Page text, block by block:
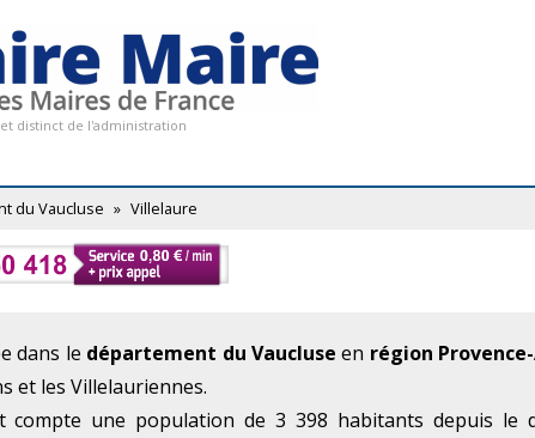
distinct de l'administration
du Vaucluse » Villelaure
dans le département du Vaucluse en région
et les Villelauriennes.
une population de 3 398 habitants depuis le